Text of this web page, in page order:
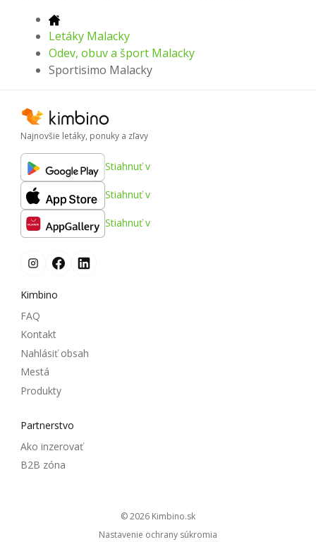
Letáky Malacky
Odev, obuv a šport Malacky
Sportisimo Malacky
Najnovšie letáky, ponuky a zľavy
Stiahnuť v
Stiahnuť v
Stiahnuť v
Kimbino
FAQ
Kontakt
Nahlásiť obsah
Mestá
Produkty
Partnerstvo
Ako inzerovať
B2B zóna
© 2026
kimbino.sk
Nastavenie ochrany súkromia